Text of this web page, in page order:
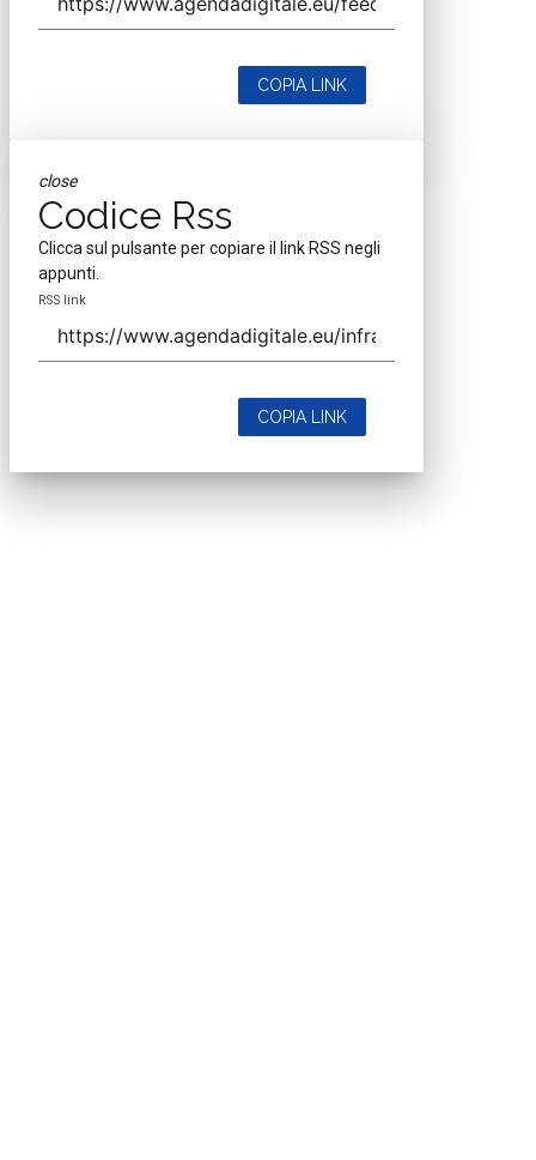
COPIA LINK
close
Codice Rss
Clicca sul pulsante per copiare il link RSS negli
appunti.
RSS link
COPIA LINK